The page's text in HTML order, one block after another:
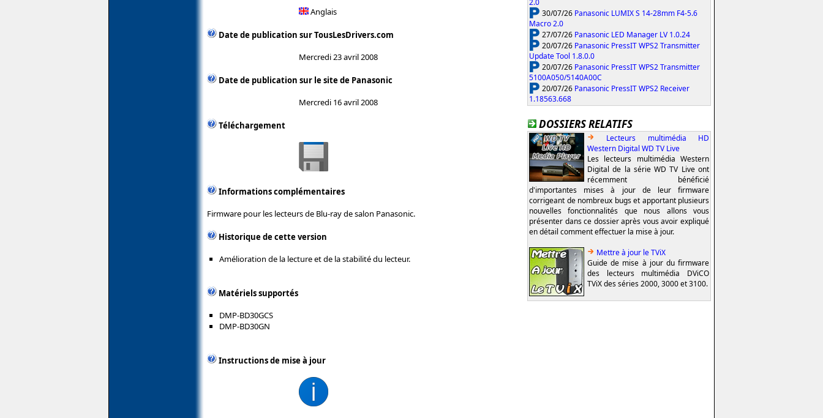
Anglais
Date de publication sur TousLesDrivers.com
Mercredi 23 avril 2008
Date de publication sur le site de Panasonic
Mercredi 16 avril 2008
Téléchargement
Informations complémentaires
Firmware pour les lecteurs de Blu-ray de salon Panasonic.
Historique de cette version
Amélioration de la lecture et de la stabilité du lecteur.
Matériels supportés
DMP-BD30GCS
DMP-BD30GN
Instructions de mise à jour
30/07/26 Panasonic LUMIX S 14-28mm F4-5.6
Macro 2.0
27/07/26 Panasonic LED Manager LV 1.0.24
20/07/26 Panasonic PressIT WPS2 Transmitter
Update Tool 1.8.0.0
20/07/26 Panasonic PressIT WPS2 Transmitter
5100A050/5140A00C
20/07/26 Panasonic PressIT WPS2 Receiver
1.18563.668
DOSSIERS RELATIFS
Lecteurs multimédia HD
Western Digital WD TV Live
Les lecteurs multimédia Western
Digital de la série WD TV Live ont
récemment bénéficié
d'importantes mises à jour de leur firmware
corrigeant de nombreux bugs et apportant plusieurs
nouvelles fonctionnalités que nous allons vous
présenter dans ce dossier après vous avoir expliqué
en détail comment effectuer la mise à jour.
Mettre à jour le TViX
Guide de mise à jour du firmware
des lecteurs multimédia DViCO
TViX des séries 2000, 3000 et 3100.